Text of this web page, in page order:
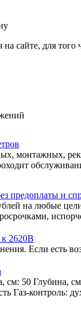
сайте, для того
монтажных,
предоплаты и
на любые
2620В
Если есть
50 Глубина,
Газ-контроль: